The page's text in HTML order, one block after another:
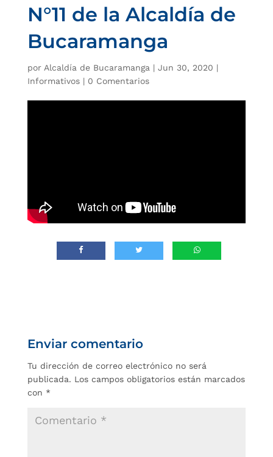
N°11 de la Alcaldía de
Bucaramanga
por Alcaldía de Bucaramanga | Jun 30, 2020 |
Informativos| 0 Comentarios
Enviar comentario
Tu dirección de correo electrónico no será
publicada. Los campos obligatorios están marcados
con *